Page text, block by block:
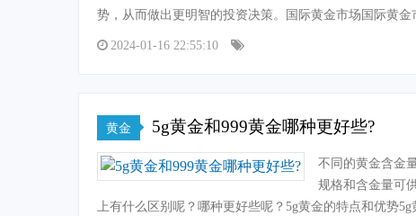
势，从而做出更明智的投资决策。国际黄金市场国际黄
2024-01-16 22:55:10
黄金 5g黄金和999黄金哪种更好些?
不同的黄金含金
规格和含金量可
上有什么区别呢？哪种更好些呢？5g黄金的特点和优势